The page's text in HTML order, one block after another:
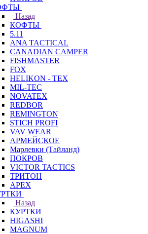
Назад
КОФТЫ
5.11
ANA TACTICAL
CANADIAN CAMPER
FISHMASTER
FOX
HELIKON - TEX
MIL-TEC
NOVATEX
REDBOR
REMINGTON
STICH PROFI
VAV WEAR
АРМЕЙСКОЕ
Марлевки (Тайланд)
ПОКРОВ
VICTOR TACTICS
ТРИТОН
APEX
Назад
КУРТКИ
HIGASHI
MAGNUM